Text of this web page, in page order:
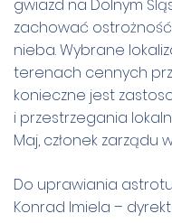
gwiazd na Dolnym
zachować
nieba. Wybrane
terenach cennych
konieczne jest
i przestrzegania
Maj, członek
Do uprawiania
Konrad Imiela –